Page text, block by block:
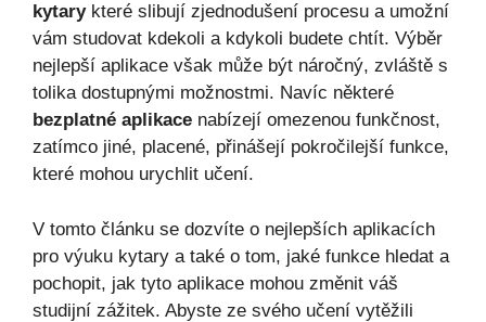
kytarykteré slibují zjednodušení procesu a umožní
vám studovat kdekoli a kdykoli budete chtít. Výběr
nejlepší aplikace však může být náročný, zvláště s
tolika dostupnými možnostmi. Navíc některé
bezplatné aplikace nabízejí omezenou funkčnost,
zatímco jiné, placené, přinášejí pokročilejší funkce,
které mohou urychlit učení.
V tomto článku se dozvíte o nejlepších aplikacích
pro výuku kytary a také o tom, jaké funkce hledat a
pochopit, jak tyto aplikace mohou změnit váš
studijní zážitek. Abyste ze svého učení vytěžili